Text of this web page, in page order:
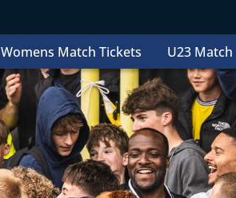
Womens Match Tickets U23 Match